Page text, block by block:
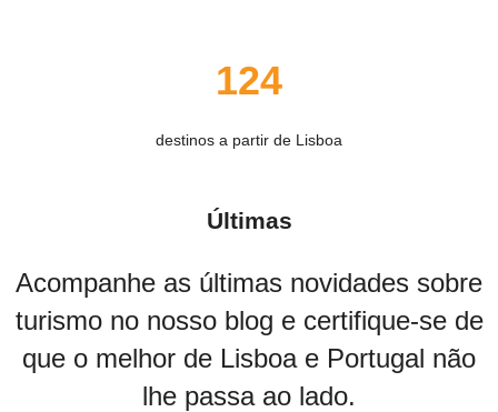
124
destinos a partir de Lisboa
Últimas
Acompanhe as últimas novidades sobre
turismo no nosso blog e certifique-se de
que o melhor de Lisboa e Portugal não
lhe passa ao lado.